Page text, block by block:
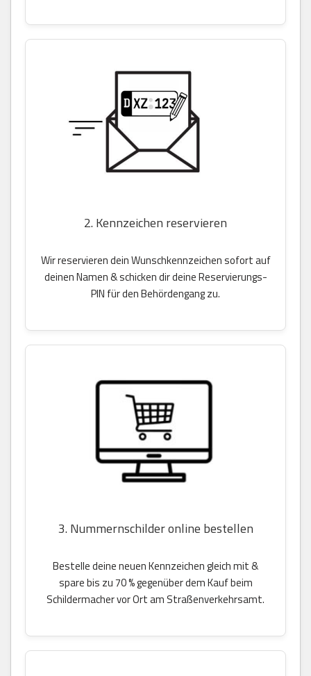
2. Kennzeichen reservieren
Wir reservieren dein Wunschkennzeichen sofort auf
deinen Namen & schicken dir deine Reservierungs-
PIN für den Behördengang zu.
3. Nummernschilder online bestellen
Bestelle deine neuen Kennzeichen gleich mit &
spare bis zu 70 % gegenüber dem Kauf beim
Schildermacher vor Ort am Straßenverkehrsamt.